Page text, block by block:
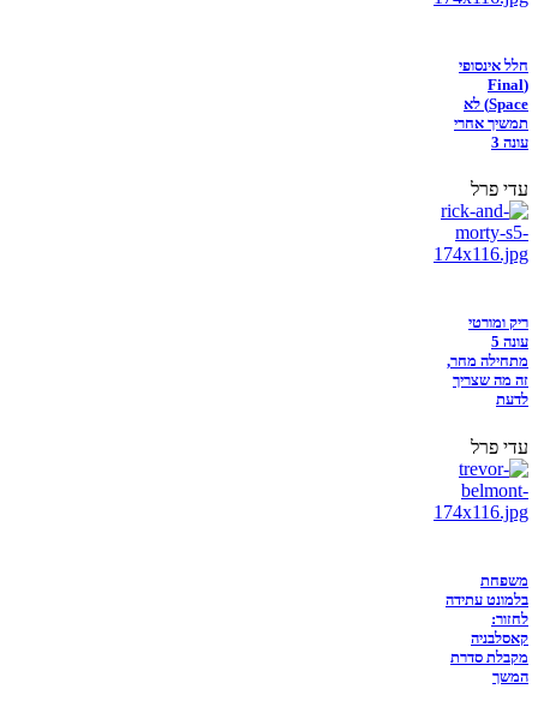
חלל אינסופי
(Final
Space) לא
תמשיך אחרי
עונה 3
עדי פרל
ריק ומורטי
עונה 5
מתחילה מחר,
זה מה שצריך
לדעת
עדי פרל
משפחת
בלמונט עתידה
לחזור:
קאסלבניה
מקבלת סדרת
המשך